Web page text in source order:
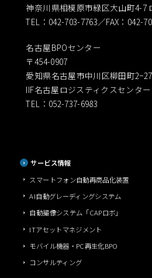
神奈川県相模原市緑区大山町4-7
TEL：042-703-7763／FAX：042-
名古屋BPOセンター
〒454-0907
愛知県名古屋市中川区柳田町2−27
IIF名古屋ロジスティクスセンター
TEL：052-737-6983
サービス情報
スマートフォン自動再商品化装置
AI自動グレーディングシステム
自動撮像システム「CAPロボ」
ITアセットマネジメント
モバイル機器・PC再生化BPO
コンサルティング